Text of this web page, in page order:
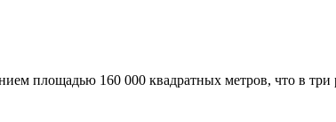
площадью 160 000 квадратных метров, что в